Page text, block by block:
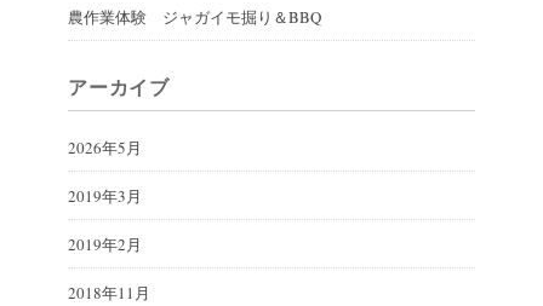
農作業体験 ジャガイモ掘り＆BBQ
アーカイブ
2026年5月
2019年3月
2019年2月
2018年11月